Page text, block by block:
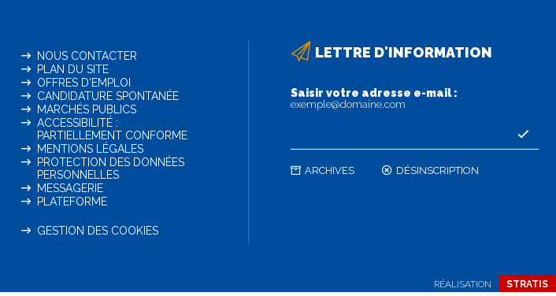
NOUS CONTACTER
PLAN DU SITE
OFFRES D'EMPLOI
CANDIDATURE SPONTANÉE
MARCHÉS PUBLICS
ACCESSIBILITÉ :
PARTIELLEMENT CONFORME
MENTIONS LÉGALES
PROTECTION DES DONNÉES
PERSONNELLES
MESSAGERIE
PLATEFORME
GESTION DES COOKIES
LETTRE D'INFORMATION
Saisir votre adresse e-mail :
exemple@domaine.com
ARCHIVES DÉSINSCRIPTION
RÉALISATION STRATIS